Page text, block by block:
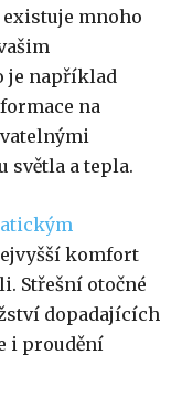
existuje mnoho
je například
na
a tepla.
komfort
Střešní otočné
dopadajících
i proudění